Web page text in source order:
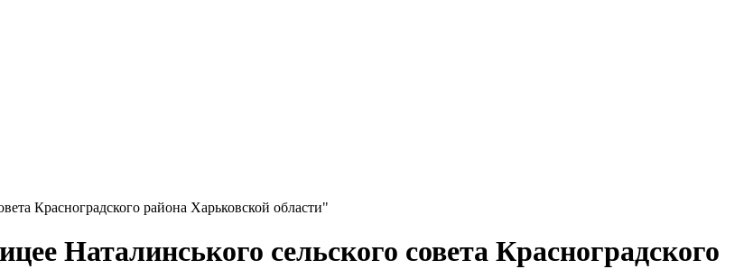
Красноградского района Харьковской области"
Наталинського сельского совета Красноградского